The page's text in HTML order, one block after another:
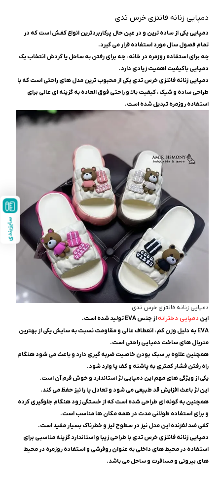
سایزبندی
دمپایی زنانه فانتزی خرس تدی
دمپایی یکی از ساده ترین و در عین حال پرکاربردترین انواع کفش است که در
تمام فصول سال مورد استفاده قرار می گیرد.
چه برای استفاده روزمره در خانه ، چه برای رفتن به ساحل یا گردش انتخاب یک
دمپایی باکیفیت اهمیت زیادی دارد.
دمپایی زنانه فانتزی خرس تدی یکی از محبوب ترین مدل های راحتی است که با
طراحی ساده و شیک ، کیفیت بالا و راحتی فوق العاده به گزینه ای عالی برای
استفاده روزمره تبدیل شده است.
دمپایی زنانه فانتزی خرس تدی
این دمپایی دخترانهاز جنس EVA تولید شده است.
EVA به دلیل وزن کم ، انعطاف عالی و مقاومت نسبت به سایش یکی از بهترین
متریال های ساخت دمپایی راحتی است.
همچنین علاوه بر سبک بودن خاصیت ضربه گیری دارد و باعث می شود هنگام
راه رفتن فشار کمتری به پاشنه و کف پا وارد شود.
یکی از ویژگی های مهم این دمپایی لژ استاندارد و خوش فرم آن است.
این لژ باعث افزایش قد طبیعی می شود و تعادل پا را نیز حفظ می کند.
همچنین به گونه ای طراحی شده است که از خستگی زود هنگام جلوگیری کرده
و برای استفاده طولانی مدت در همه مکان ها مناسب است.
کفی ضد لغزنده این مدل نیز در سطوح لیز و خطرناک بسیار مفید است.
دمپایی زنانه فانتزی خرس تدی با طراحی زیبا و استاندارد گزینه مناسبی برای
استفاده در محیط های داخلی به عنوان روفرشی و استفاده روزمره در محیط
های بیرونی و مسافرت و ساحل می باشد.